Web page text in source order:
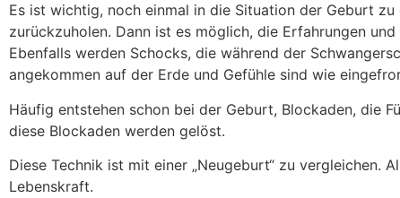
Es ist wichtig, noch einmal in die Situation der Geburt
zurückzuholen. Dann ist es möglich, die Erfahrungen
Ebenfalls werden Schocks, die während der
angekommen auf der Erde und Gefühle sind wie
Häufig entstehen schon bei der Geburt, Blockaden, die
diese Blockaden werden gelöst.
Diese Technik ist mit einer „Neugeburt“ zu vergleichen.
Lebenskraft.